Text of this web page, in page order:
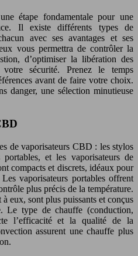
étape fondamentale pour une
Il existe différents types de
avec ses avantages et ses
vous permettra de contrôler la
d’optimiser la libération des
sécurité. Prenez le temps
avant de faire votre choix.
danger, une sélection minutieuse
de vaporisateurs CBD : les stylos
portables, et les vaporisateurs de
compacts et discrets, idéaux pour
vaporisateurs portables offrent
plus précis de la température.
eux, sont plus puissants et conçus
Le type de chauffe (conduction,
l’efficacité et la qualité de la
assurent une chauffe plus